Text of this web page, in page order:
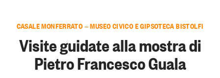
CASALE MONFERRATO — MUSEO CIVICO E GIPSOTECA BISTOLFI
Visite guidate alla mostra di
Pietro Francesco Guala